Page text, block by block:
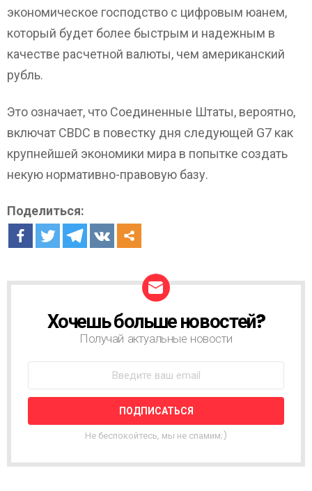
экономическое господство с цифровым юанем,
который будет более быстрым и надежным в
качестве расчетной валюты, чем американский
рубль.
Это означает, что Соединенные Штаты, вероятно,
включат CBDC в повестку дня следующей G7 как
крупнейшей экономики мира в попытке создать
некую нормативно-правовую базу.
Поделиться:
О
Т
Н
Я
А
С
Хочешь больше новостей?
Получай актуальные новости
Не беспокойтесь, мы не спамим;)